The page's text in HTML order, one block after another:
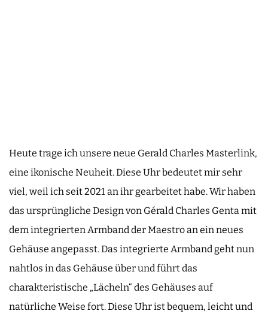
Heute trage ich unsere neue Gerald Charles Masterlink,
eine ikonische Neuheit. Diese Uhr bedeutet mir sehr
viel, weil ich seit 2021 an ihr gearbeitet habe. Wir haben
das ursprüngliche Design von Gérald Charles Genta mit
dem integrierten Armband der Maestro an ein neues
Gehäuse angepasst. Das integrierte Armband geht nun
nahtlos in das Gehäuse über und führt das
charakteristische „Lächeln“ des Gehäuses auf
natürliche Weise fort. Diese Uhr ist bequem, leicht und